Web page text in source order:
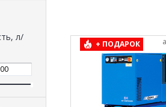
л/
+ ПОДАРОК